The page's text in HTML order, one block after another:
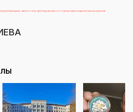
женщины, жалуется на преследование со стороны правоохранительных органов